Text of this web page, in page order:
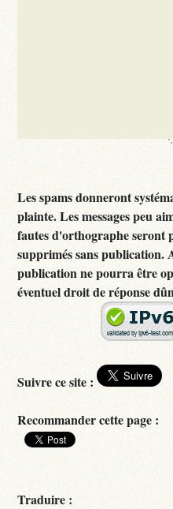
Les spams donneront
plainte. Les messages peu
fautes d'orthographe seront
supprimés sans publication.
publication ne pourra être
éventuel droit de réponse
Suivre ce site :
Recommander cette page :
Traduire :